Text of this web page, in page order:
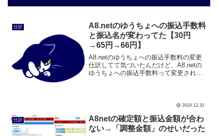
仕訳
A8.netのゆうちょへの振込手数料
と振込名が変わってた【30円
→65円→66円】
A8.netのゆうちょへの振込手数料の変更
仕訳してて気づいたんだけど、A8.netの
ゆうちょへの振込手数料って変更された
2019.12.31
仕訳
A8netの確定額と振込金額が合わ
ない→「調整金額」のせいだった